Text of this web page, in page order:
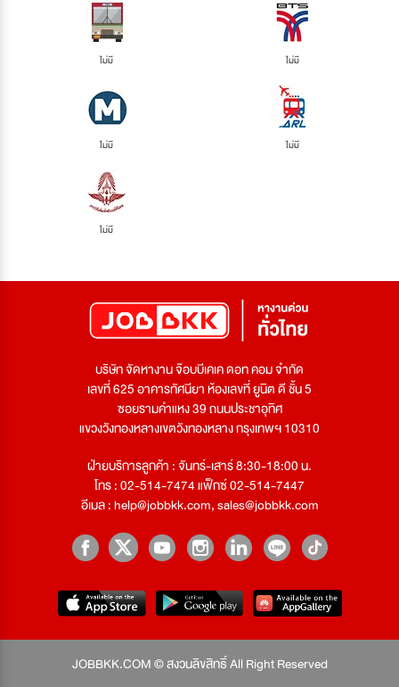
ไม่มี ไม่มี
ไม่มี ไม่มี
ไม่มี
บริษัท จัดหางาน จ๊อบบีเคเค ดอท คอม จำกัด
เลขที่ 625 อาคารทัศนียา ห้องเลขที่ ยูนิต ดี ชั้น 5
ซอยรามคำแหง 39 ถนนประชาอุทิศ
แขวงวังทองหลางเขตวังทองหลาง กรุงเทพฯ 10310
ฝ่ายบริการลูกค้า : จันทร์-เสาร์ 8:30-18:00 น.
โทร : 02-514-7474 แฟ็กซ์ 02-514-7447
อีเมล :help@jobbkk.com,sales@jobbkk.com
JOBBKK.COM © สงวนลิขสิทธิ์ All Right Reserved